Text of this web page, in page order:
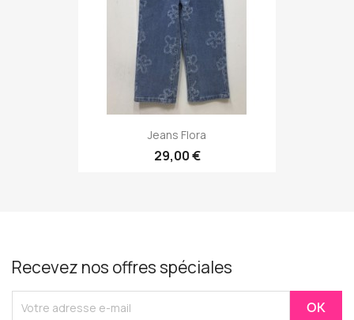
Jeans Flora
29,00 €
Recevez nos offres spéciales